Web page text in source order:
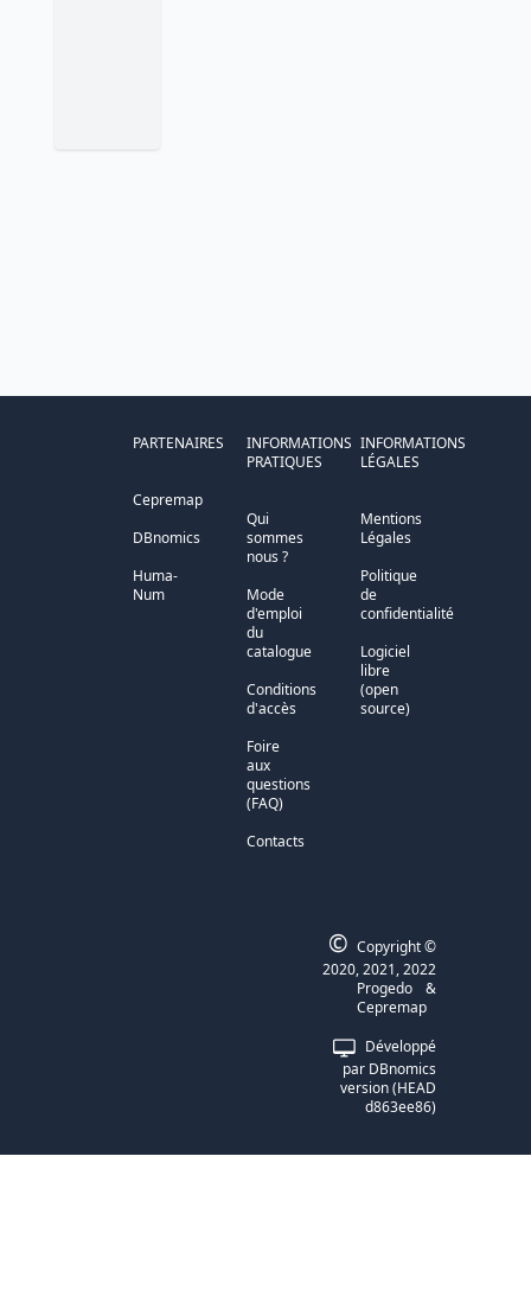
PARTENAIRES
Cepremap
DBnomics
Huma-
Num
INFORMATIONS
PRATIQUES
Qui
sommes
nous ?
Mode
d'emploi
du
catalogue
Conditions
d'accès
Foire
aux
questions
(FAQ)
Contacts
INFORMATIONS
LÉGALES
Mentions
Légales
Politique
de
confidentialité
Logiciel
libre
(open
source)
Développé
par DBnomics
version(HEAD
d863ee86)
© Copyright ©
2020, 2021, 2022
Progedo
&
Cepremap